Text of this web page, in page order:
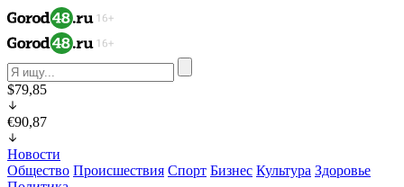
$79,85
€90,87
Новости
Общество Происшествия Спорт Бизнес Культура Здоровье